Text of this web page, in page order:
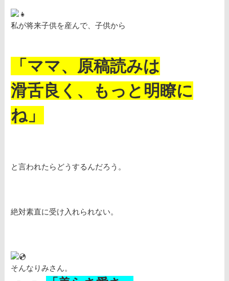
私が将来子供を産んで、子供から
「ママ、原稿読みは
滑舌良く、もっと明瞭に
ね」
と言われたらどうするんだろう。
絶対素直に受け入れられない。
そんなりみさん。